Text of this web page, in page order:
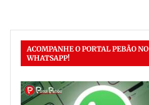
ACOMPANHE O PORTAL PEBÃO NO
WHATSAPP!